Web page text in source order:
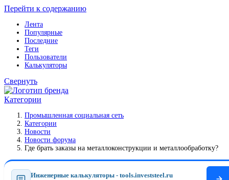
Перейти к содержанию
Лента
Популярные
Последние
Теги
Пользователи
Калькуляторы
Свернуть
Категории
Промышленная социальная сеть
Категории
Новости
Новости форума
Где брать заказы на металлоконструкции и металлообработку?
Инженерные калькуляторы - tools.investsteel.ru